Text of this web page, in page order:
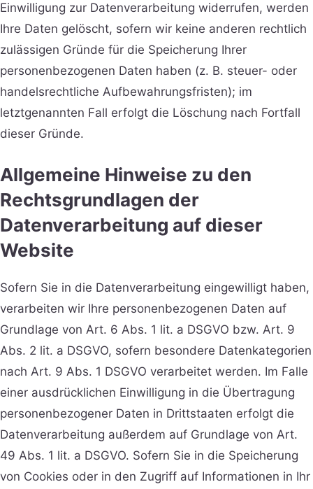
Einwilligung zur Datenverarbeitung widerrufen, werden
Ihre Daten gelöscht, sofern wir keine anderen rechtlich
zulässigen Gründe für die Speicherung Ihrer
personenbezogenen Daten haben (z. B. steuer- oder
handelsrechtliche Aufbewahrungsfristen); im
letztgenannten Fall erfolgt die Löschung nach Fortfall
dieser Gründe.
Allgemeine Hinweise zu den
Rechtsgrundlagen der
Datenverarbeitung auf dieser
Website
Sofern Sie in die Datenverarbeitung eingewilligt haben,
verarbeiten wir Ihre personenbezogenen Daten auf
Grundlage von Art. 6 Abs. 1 lit. a DSGVO bzw. Art. 9
Abs. 2 lit. a DSGVO, sofern besondere Datenkategorien
nach Art. 9 Abs. 1 DSGVO verarbeitet werden. Im Falle
einer ausdrücklichen Einwilligung in die Übertragung
personenbezogener Daten in Drittstaaten erfolgt die
Datenverarbeitung außerdem auf Grundlage von Art.
49 Abs. 1 lit. a DSGVO. Sofern Sie in die Speicherung
von Cookies oder in den Zugriff auf Informationen in Ihr